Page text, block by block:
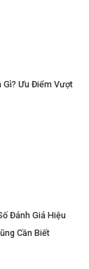
Gì? Ưu Điểm Vượt
Đánh Giá Hiệu
Cần Biết